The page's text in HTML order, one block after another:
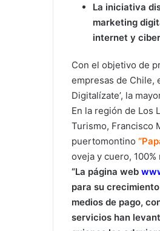
La iniciativa
marketing
internet y
Con el objetivo de
empresas de Chile,
Digitalízate’, la
En la región de Los
Turismo, Francisco
puertomontino
oveja y cuero, 100%
“La página web
para su
medios de pago,
servicios han